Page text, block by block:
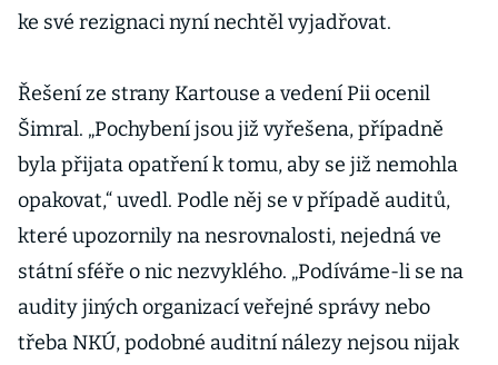
ke své rezignaci nyní nechtěl vyjadřovat.
Řešení ze strany Kartouse a vedení Pii ocenil
Šimral. „Pochybení jsou již vyřešena, případně
byla přijata opatření k tomu, aby se již nemohla
opakovat,“ uvedl. Podle něj se v případě auditů,
které upozornily na nesrovnalosti, nejedná ve
státní sféře o nic nezvyklého. „Podíváme-li se na
audity jiných organizací veřejné správy nebo
třeba NKÚ, podobné auditní nálezy nejsou nijak